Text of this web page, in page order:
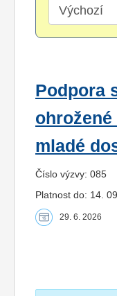
Podpora
mladé
Číslo výzvy: 085
Platnost do: 14.
29. 6. 2026